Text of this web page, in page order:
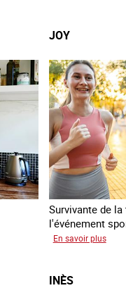
JOY
Survivante de
l'événement
En savoir plussur
INÈS